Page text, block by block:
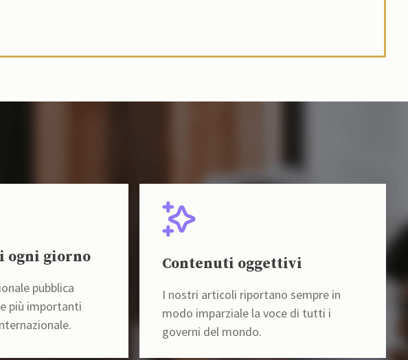
ogni giorno
pubblica
più importanti
Contenuti oggettivi
I nostri articoli riportano sempre in
modo imparziale la voce di tutti i
governi del mondo.